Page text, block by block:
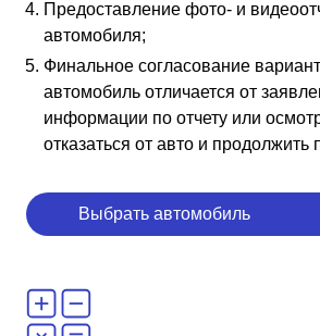
Предоставление фото- и
автомобиля;
Финальное согласование
автомобиль отличается от
информации по отчету или
отказаться от авто и продолжить
Выбрать автомобиль